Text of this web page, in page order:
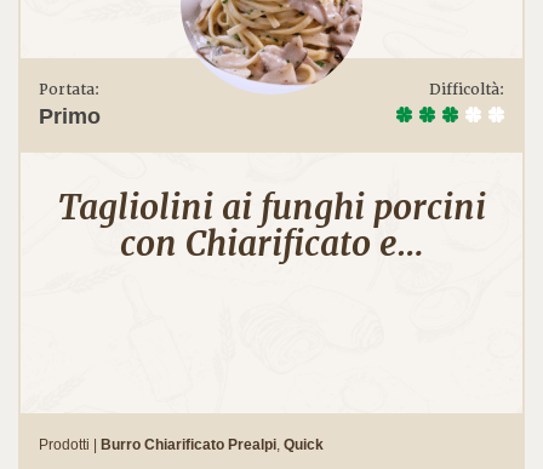
Portata:
Primo
Difficoltà:
Tagliolini ai funghi porcini
con Chiarificato e…
Prodotti | Burro Chiarificato Prealpi, Quick